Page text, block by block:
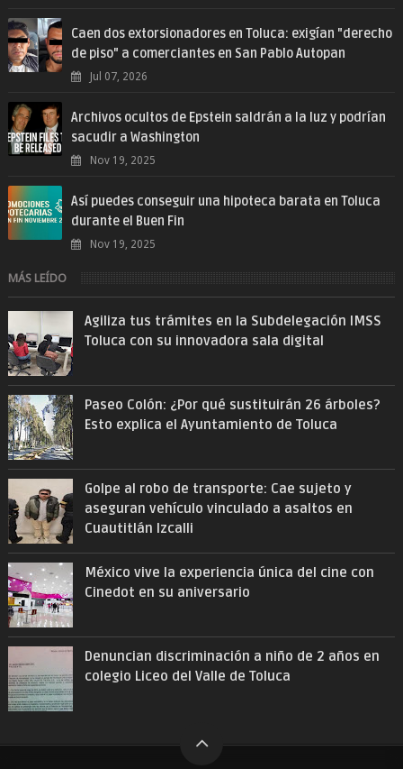
Caen dos extorsionadores en Toluca: exigían "derecho
de piso" a comerciantes en San Pablo Autopan
Jul 07, 2026
Archivos ocultos de Epstein saldrán a la luz y podrían
sacudir a Washington
Nov 19, 2025
Así puedes conseguir una hipoteca barata en Toluca
durante el Buen Fin
Nov 19, 2025
MÁS LEÍDO
Agiliza tus trámites en la Subdelegación IMSS
Toluca con su innovadora sala digital
Paseo Colón: ¿Por qué sustituirán 26 árboles?
Esto explica el Ayuntamiento de Toluca
Golpe al robo de transporte: Cae sujeto y
aseguran vehículo vinculado a asaltos en
Cuautitlán Izcalli
México vive la experiencia única del cine con
Cinedot en su aniversario
Denuncian discriminación a niño de 2 años en
colegio Liceo del Valle de Toluca